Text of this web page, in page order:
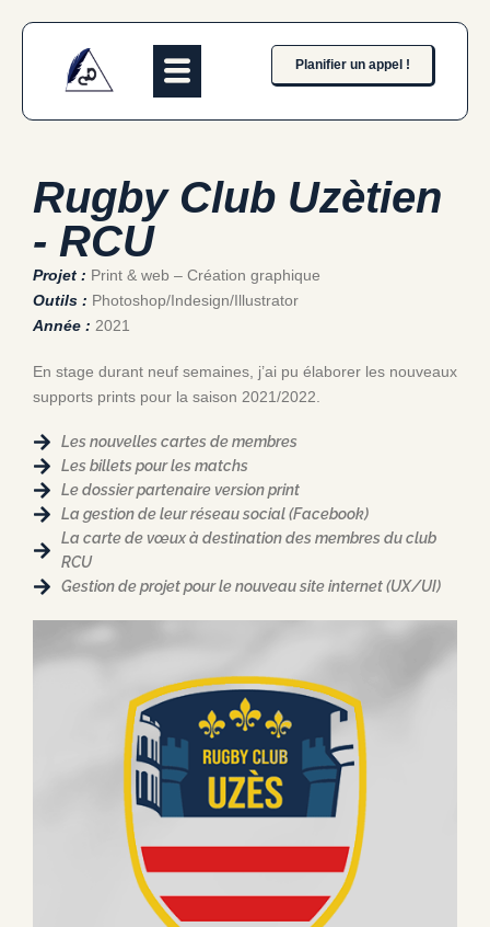
Planifier un appel !
Rugby Club Uzètien
- RCU
Projet : Print & web – Création graphique
Outils : Photoshop/Indesign/Illustrator
Année : 2021
En stage durant neuf semaines, j’ai pu élaborer les nouveaux
supports prints pour la saison 2021/2022.
Les nouvelles cartes de membres
Les billets pour les matchs
Le dossier partenaire version print
La gestion de leur réseau social (Facebook)
La carte de vœux à destination des membres du club
RCU
Gestion de projet pour le nouveau site internet (UX/UI)